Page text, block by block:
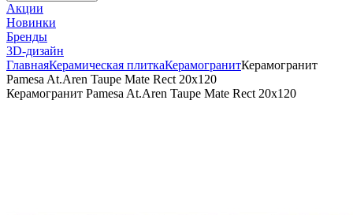
Акции
Новинки
Бренды
3D-дизайн
ГлавнаяКерамическая плиткаКерамогранитКерамогранит
Pamesa At.Aren Taupe Mate Rect 20x120
Керамогранит Pamesa At.Aren Taupe Mate Rect 20x120